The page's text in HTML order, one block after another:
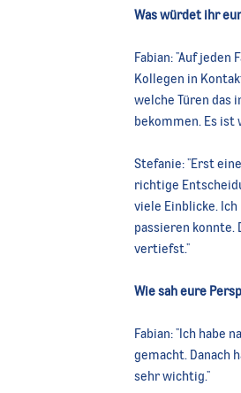
Was würdet ihr
Fabian:"Auf jeden
Kollegen in
welche Türen das
bekommen. Es ist
Stefanie:"Erst
richtige
viele Einblicke.
passieren konnte.
vertiefst."
Wie sah eure
Fabian:"Ich habe
gemacht. Danach
sehr wichtig."